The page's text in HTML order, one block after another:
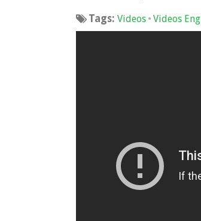
Tags: Videos • Videos